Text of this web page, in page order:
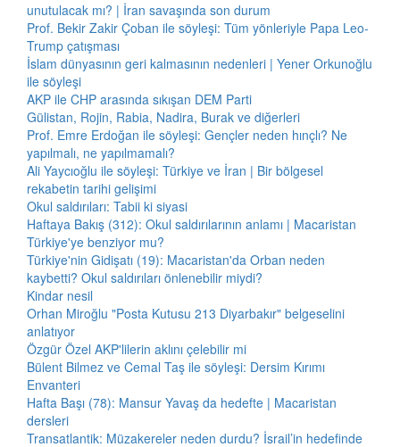
unutulacak mı? | İran savaşında son durum
Prof. Bekir Zakir Çoban ile söyleşi: Tüm yönleriyle Papa Leo-
Trump çatışması
İslam dünyasının geri kalmasının nedenleri | Yener Orkunoğlu
ile söyleşi
AKP ile CHP arasında sıkışan DEM Parti
Gülistan, Rojin, Rabia, Nadira, Burak ve diğerleri
Prof. Emre Erdoğan ile söyleşi: Gençler neden hınçlı? Ne
yapılmalı, ne yapılmamalı?
Ali Yaycıoğlu ile söyleşi: Türkiye ve İran | Bir bölgesel
rekabetin tarihi gelişimi
Okul saldırıları: Tabii ki siyasi
Haftaya Bakış (312): Okul saldırılarının anlamı | Macaristan
Türkiye'ye benziyor mu?
Türkiye'nin Gidişatı (19): Macaristan'da Orban neden
kaybetti? Okul saldırıları önlenebilir miydi?
Kindar nesil
Orhan Miroğlu "Posta Kutusu 213 Diyarbakır" belgeselini
anlatıyor
Özgür Özel AKP'lilerin aklını çelebilir mi
Bülent Bilmez ve Cemal Taş ile söyleşi: Dersim Kırımı
Envanteri
Hafta Başı (78): Mansur Yavaş da hedefte | Macaristan
dersleri
Transatlantik: Müzakereler neden durdu? İsrail’in hedefinde